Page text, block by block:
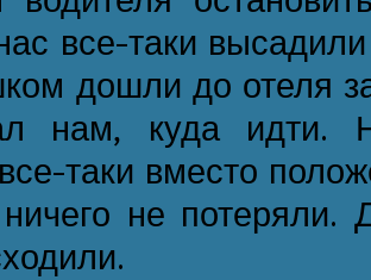
все-таки
дошли до отеля
нам, куда идти.
таки вместо
не потеряли.